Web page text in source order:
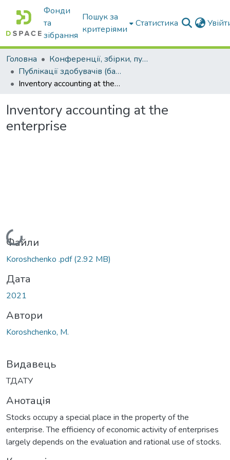
Фонди
та
зібрання
Пошук за
критеріями
Статистика
Головна
Конференції, збірки, публікації молодих вчених і здобувачів : магістрів, бакалаврів, аспірантів.
Публікації здобувачів (бакалаврів. магістрів, аспірантів)
Inventory accounting at the enterprise
Inventory accounting at the
enterprise
Вантажиться...
Файли
Koroshchenko .pdf(2.92 MB)
Дата
2021
Автори
Koroshchenko, M.
Видавець
ТДАТУ
Анотація
Stocks occupy a special place in the property of the
enterprise. The efficiency of economic activity of enterprises
largely depends on the evaluation and rational use of stocks.